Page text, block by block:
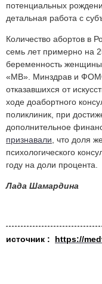
потенциальных
детальная работа с
Количество абортов в
семь лет примерно на
беременность
«МВ». Минздрав и
отказавшихся от
ходе доабортного
поликлиник, при
дополнительное
признавали , что доля
психологического
году на доли процента.
Лада Шамардина
источник : https://